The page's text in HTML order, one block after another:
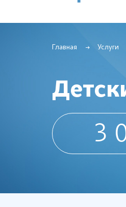
Главная Услуги
3